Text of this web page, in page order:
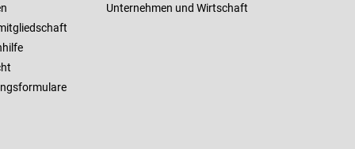
Unternehmen und Wirtschaft